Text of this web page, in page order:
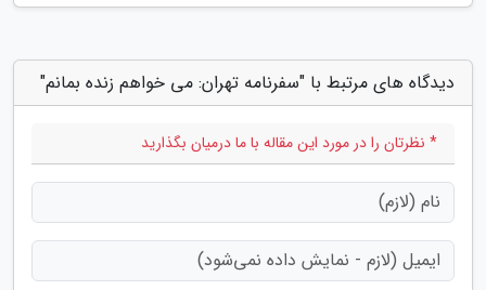
دیدگاه های مرتبط با "سفرنامه تهران: می خواهم زنده بمانم"
* نظرتان را در مورد این مقاله با ما درمیان بگذارید